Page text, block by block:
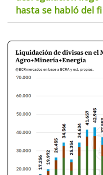
hasta se habló del